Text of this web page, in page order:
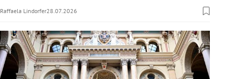
Raffaela Lindorfer28.07.2026